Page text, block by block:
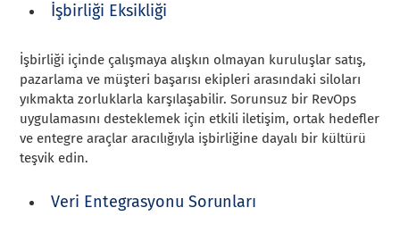
İşbirliği Eksikliği
İşbirliği içinde çalışmaya alışkın olmayan kuruluşlar satış,
pazarlama ve müşteri başarısı ekipleri arasındaki siloları
yıkmakta zorluklarla karşılaşabilir. Sorunsuz bir RevOps
uygulamasını desteklemek için etkili iletişim, ortak hedefler
ve entegre araçlar aracılığıyla işbirliğine dayalı bir kültürü
teşvik edin.
Veri Entegrasyonu Sorunları